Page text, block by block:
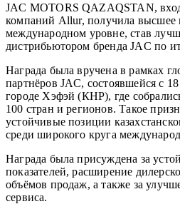
JAC MOTORS QAZAQSTAN,
компаний Allur, получила высшее
международном уровне, став
дистрибьютором бренда JAC по
Награда была вручена в рамках
партнёров JAC, состоявшейся с
городе Хэфэй (КНР), где
100 стран и регионов. Такое
устойчивые позиции
среди широкого круга
Награда была присуждена за
показателей, расширение
объёмов продаж, а также за
сервиса.